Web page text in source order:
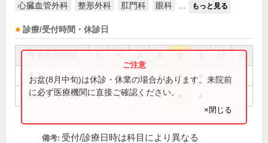
心臓血管外科
整形外科 肛門科 眼科 もっと見る
診療/受付時間・休診日
祝
8:30～13:00 ● ● ● ● ●
14:00～17:30 ● ● ● ●
お盆(8月中旬)は休診・休業の場合があります。来院前
に必ず医療機関に直接ご確認ください。
×閉じる
備考: 受付/診療日時は科目により異なる